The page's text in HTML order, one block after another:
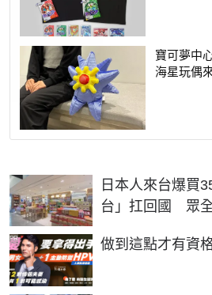
寶可夢中
海星玩偶
日本人來台爆買
台」扛回國 眾
做到這點才有資
PR